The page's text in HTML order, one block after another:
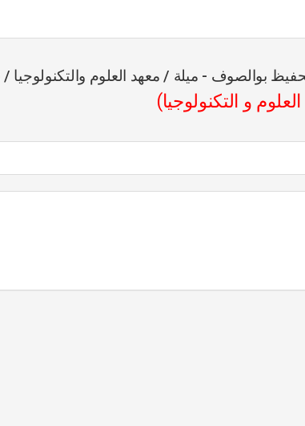
بوالصوف - ميلة / معهد العلوم والتكنولوجيا /
و التكنولوجيا)